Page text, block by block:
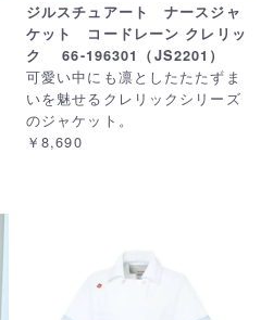
ジルスチュアート ナースジャ
ケット コードレーン クレリッ
ク 66-196301（JS2201）
可愛い中にも凛としたたたずま
いを魅せるクレリックシリーズ
のジャケット。
￥8,690